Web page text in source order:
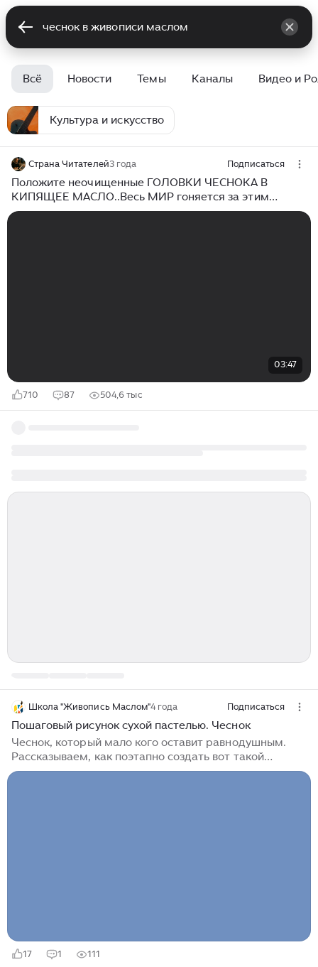
Всё Новости Темы Каналы Видео и
Культура и искусство
Страна Читателей3 года Подписаться
Положите неочищенные ГОЛОВКИ ЧЕСНОКА В
КИПЯЩЕЕ МАСЛО..Весь МИР гоняется за этим
рецептом! Вы побежите за ЧЕСНОКОМ, когда
03:47
710 87 504,6 тыс
Школа "Живопись Маслом"4 года Подписаться
Пошаговый рисунок сухой пастелью. Чеснок
Чеснок, который мало кого оставит равнодушным.
Рассказываем, как поэтапно создать вот такой
рисунок сухой пастелью. Смотрите инструкцию. Шаг
17 1 111